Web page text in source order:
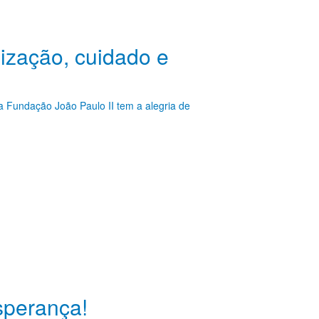
cuidado e
João Paulo II tem a alegria de